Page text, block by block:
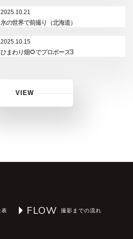
2025.11.22
氷の世界で前撮り（北海道）